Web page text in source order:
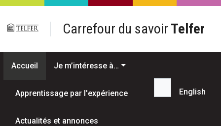
Passer au contenu principal
Carrefour du savoir Telfer
Accueil Je m’intéresse à…
Apprentissage par l'expérience
Actualités et annonces
Recherche...
English